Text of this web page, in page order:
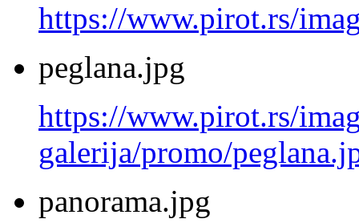
https://www.pirot.rs/
peglana.jpg
https://www.pirot.rs/
galerija/promo/
panorama.jpg